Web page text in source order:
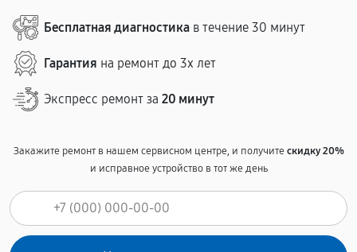
Бесплатная диагностика в течение 30 минут
Гарантия на ремонт до 3х лет
Экспресс ремонт за 20 минут
Закажите ремонт в нашем сервисном центре, и получитескидку 20%
и исправное устройство в тот же день